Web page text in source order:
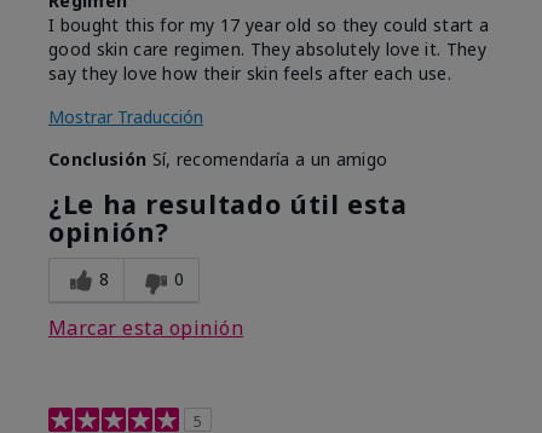
I bought this for my 17 year old so they could start a
good skin care regimen. They absolutely love it. They
say they love how their skin feels after each use.
Mostrar Traducción
Conclusión Sí, recomendaría a un amigo
¿Le ha resultado útil esta
opinión?
8 0
Marcar esta opinión
5